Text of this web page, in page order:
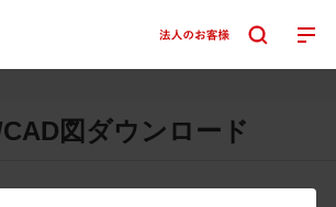
図ダウンロード